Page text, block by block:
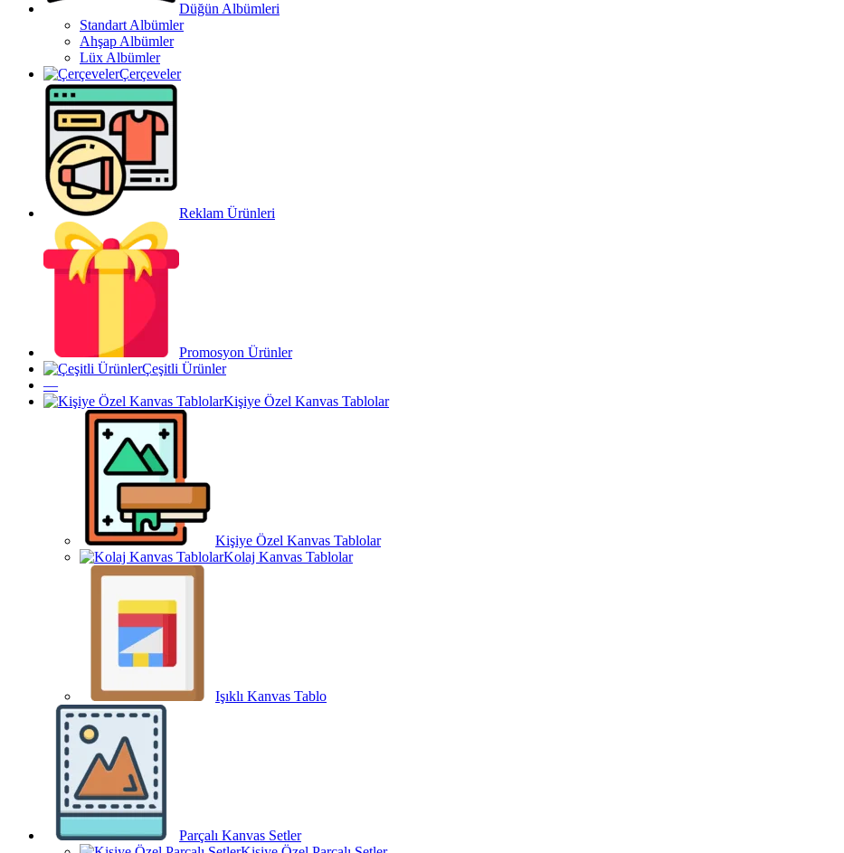
Düğün Albümleri
Standart Albümler
Ahşap Albümler
Lüx Albümler
Çerçeveler
Reklam Ürünleri
Promosyon Ürünler
Çeşitli Ürünler
—
Kişiye Özel Kanvas Tablolar
Kişiye Özel Kanvas Tablolar
Kolaj Kanvas Tablolar
Işıklı Kanvas Tablo
Parçalı Kanvas Setler